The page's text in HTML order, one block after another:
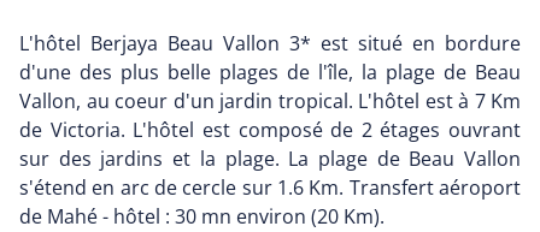
L'hôtel Berjaya Beau Vallon 3* est situé en bordure
d'une des plus belle plages de l'île, la plage de Beau
Vallon, au coeur d'un jardin tropical. L'hôtel est à 7 Km
de Victoria. L'hôtel est composé de 2 étages ouvrant
sur des jardins et la plage. La plage de Beau Vallon
s'étend en arc de cercle sur 1.6 Km. Transfert aéroport
de Mahé - hôtel : 30 mn environ (20 Km).